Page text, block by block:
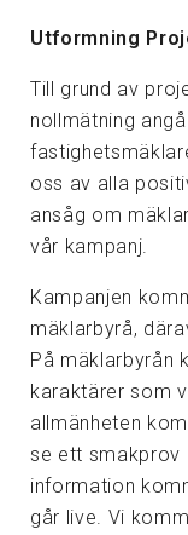
Utformning
Till grund av
nollmätning
oss av alla
ansåg om
vår kampanj.
Kampanjen
mäklarbyrå,
På mäklarbyrån
karaktärer som
allmänheten
se ett smakprov
information
går live. Vi